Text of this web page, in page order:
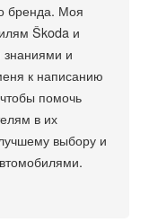
бренда. Моя
Škoda и
знаниями и
к написанию
помочь
в их
выбору и